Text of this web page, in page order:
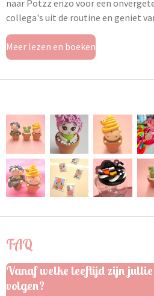
naar Potzz enzo voor een
collega's uit de routine en geniet
Meer lezen en boeken
FAQ
Vanaf welke leeftijd zijn jullie
volgen?